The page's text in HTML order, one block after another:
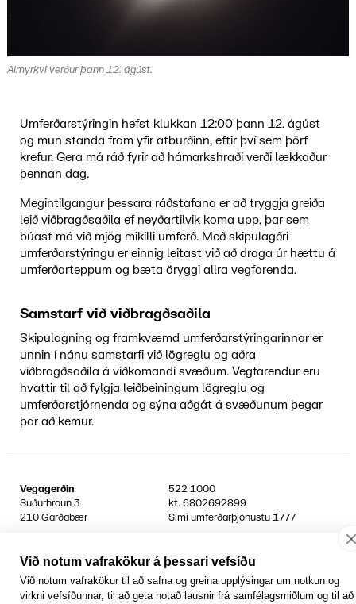
Almyrkvi verður þann 12. ágúst.
Umferðarstýringin hefst klukkan 12:00 þann 12. ágúst
og mun standa fram yfir atburðinn, eftir því sem þörf
krefur. Gera má ráð fyrir að hámarkshraði verði lækkaður
þennan dag.
Megintilgangur þessara ráðstafana er að tryggja greiða
leið viðbragðsaðila ef neyðartilvik koma upp, þar sem
búast má við mjög mikilli umferð. Með skipulagðri
umferðarstýringu er einnig leitast við að draga úr hættu á
umferðarteppum og bæta öryggi allra vegfarenda.
Samstarf við viðbragðsaðila
Skipulagning og framkvæmd umferðarstýringarinnar er
unnin í nánu samstarfi við lögreglu og aðra
viðbragðsaðila á viðkomandi svæðum. Vegfarendur eru
hvattir til að fylgja leiðbeiningum lögreglu og
umferðarstjórnenda og sýna aðgát á svæðunum þegar
þar að kemur.
Vegagerðin
Suðurhraun 3
210 Garðabær
522 1000
kt.6802692899
Sími umferðarþjónustu1777
Persónuvernd og öryggi gagna
Rafrænir reikningar
Við notum vafrakökur á þessari vefsíðu
Við notum vafrakökur til að safna og greina upplýsingar um notkun og
virkni vefsíðunnar, til að geta notað lausnir frá samfélagsmiðlum og til að